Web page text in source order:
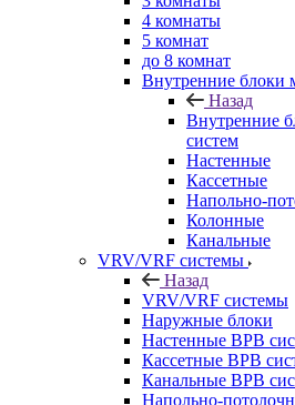
4 комнаты
5 комнат
до 8 комнат
Внутренние блоки
Назад
Внутренние
систем
Настенные
Кассетные
Напольно-
Колонные
Канальные
VRV/VRF системы
Назад
VRV/VRF системы
Наружные блоки
Настенные ВРВ
Кассетные ВРВ
Канальные ВРВ
Напольно-